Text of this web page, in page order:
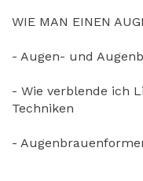
WIE MAN EINEN
- Augen- und
- Wie verblende ich
Techniken
-